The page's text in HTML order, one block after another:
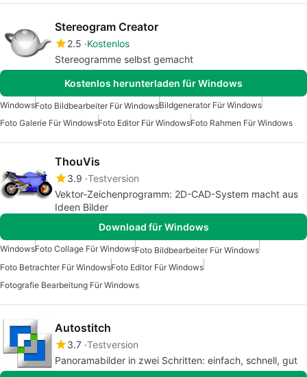
Stereogram Creator
2.5 Kostenlos
Stereogramme selbst gemacht
Kostenlos herunterladen für Windows
WindowsFoto Bildbearbeiter Für WindowsBildgenerator Für Windows
Foto Galerie Für WindowsFoto Editor Für WindowsFoto Rahmen Für Windows
ThouVis
3.9 Testversion
Vektor-Zeichenprogramm: 2D-CAD-System macht aus
Ideen Bilder
Download für Windows
WindowsFoto Collage Für WindowsFoto Bildbearbeiter Für Windows
Foto Betrachter Für WindowsFoto Editor Für Windows
Fotografie Bearbeitung Für Windows
Autostitch
3.7 Testversion
Panoramabilder in zwei Schritten: einfach, schnell, gut